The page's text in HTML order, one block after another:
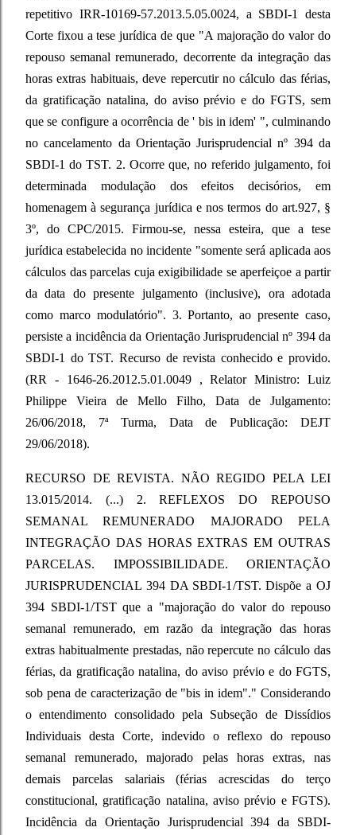
repetitivo IRR-10169-57.2013.5.05.0024, a SBDI-1 desta
Corte fixou a tese jurídica de que "A majoração do valor do
repouso semanal remunerado, decorrente da integração das
horas extras habituais, deve repercutir no cálculo das férias,
da gratificação natalina, do aviso prévio e do FGTS, sem
que se configure a ocorrência de ' bis in idem' ", culminando
no cancelamento da Orientação Jurisprudencial nº 394 da
SBDI-1 do TST. 2. Ocorre que, no referido julgamento, foi
determinada modulação dos efeitos decisórios, em
homenagem à segurança jurídica e nos termos do art.927, §
3º, do CPC/2015. Firmou-se, nessa esteira, que a tese
jurídica estabelecida no incidente "somente será aplicada aos
cálculos das parcelas cuja exigibilidade se aperfeiçoe a partir
da data do presente julgamento (inclusive), ora adotada
como marco modulatório". 3. Portanto, ao presente caso,
persiste a incidência da Orientação Jurisprudencial nº 394 da
SBDI-1 do TST. Recurso de revista conhecido e provido.
(RR - 1646-26.2012.5.01.0049 , Relator Ministro: Luiz
Philippe Vieira de Mello Filho, Data de Julgamento:
26/06/2018, 7ª Turma, Data de Publicação: DEJT
29/06/2018).
RECURSO DE REVISTA. NÃO REGIDO PELA LEI
13.015/2014. (...) 2. REFLEXOS DO REPOUSO
SEMANAL REMUNERADO MAJORADO PELA
INTEGRAÇÃO DAS HORAS EXTRAS EM OUTRAS
PARCELAS. IMPOSSIBILIDADE. ORIENTAÇÃO
JURISPRUDENCIAL 394 DA SBDI-1/TST. Dispõe a OJ
394 SBDI-1/TST que a "majoração do valor do repouso
semanal remunerado, em razão da integração das horas
extras habitualmente prestadas, não repercute no cálculo das
férias, da gratificação natalina, do aviso prévio e do FGTS,
sob pena de caracterização de "bis in idem"." Considerando
o entendimento consolidado pela Subseção de Dissídios
Individuais desta Corte, indevido o reflexo do repouso
semanal remunerado, majorado pelas horas extras, nas
demais parcelas salariais (férias acrescidas do terço
constitucional, gratificação natalina, aviso prévio e FGTS).
Incidência da Orientação Jurisprudencial 394 da SBDI-